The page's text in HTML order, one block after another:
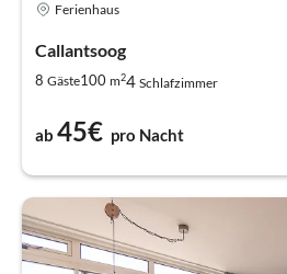
Ferienhaus
Callantsoog
8 Gäste100 m24 Schlafzimmer
ab 45€ pro Nacht